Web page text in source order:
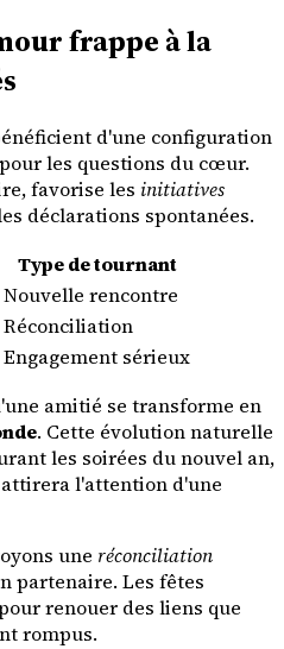
frappe à la
d'une configuration
les questions du cœur.
favorise les initiatives
déclarations spontanées.
Type de tournant
Nouvelle rencontre
Réconciliation
Engagement sérieux
amitié se transforme en
. Cette évolution naturelle
les soirées du nouvel an,
l'attention d'une
une réconciliation
partenaire. Les fêtes
renouer des liens que
rompus.